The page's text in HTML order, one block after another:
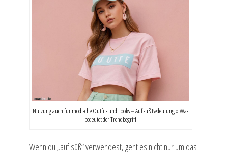
Nutzung auch für modische Outfits und Looks – Auf süß Bedeutung » Was
bedeutet der Trendbegriff
Wenn du „auf süß“ verwendest, geht es nicht nur um das